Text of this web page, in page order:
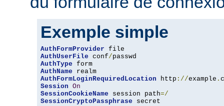
Exemple simple
AuthFormProvider
AuthUserFile conf/
AuthType
AuthName
AuthFormLoginRequiredLocation http ://example .
Session On
SessionCookieName session path=/
SessionCryptoPassphrase secret